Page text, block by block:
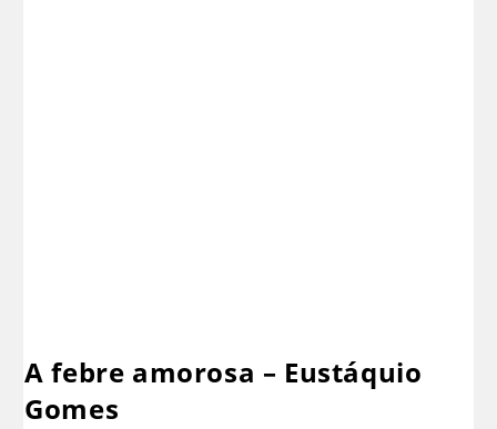
A febre amorosa – Eustáquio
Gomes